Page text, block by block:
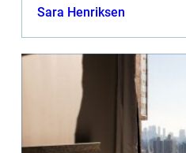
Sara Henriksen